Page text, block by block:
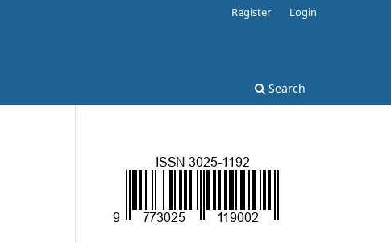
Search
Register Login